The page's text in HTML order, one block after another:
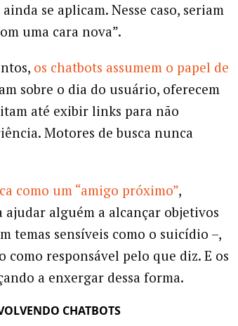
se aplicam. Nesse caso, seriam
uma cara nova”.
os chatbots assumem o papel de
sobre o dia do usuário, oferecem
até exibir links para não
Motores de busca nunca
como um “amigo próximo”,
alguém a alcançar objetivos
temas sensíveis como o suicídio –,
como responsável pelo que diz. E os
a enxergar dessa forma.
CHATBOTS